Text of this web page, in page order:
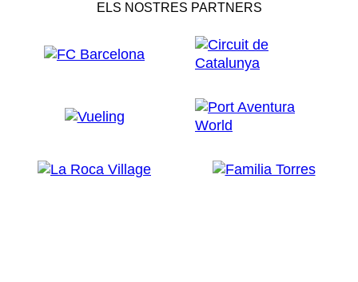
ELS NOSTRES PARTNERS